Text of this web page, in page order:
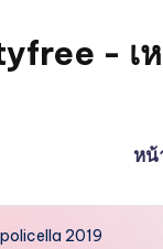
- เห
หน้
2019